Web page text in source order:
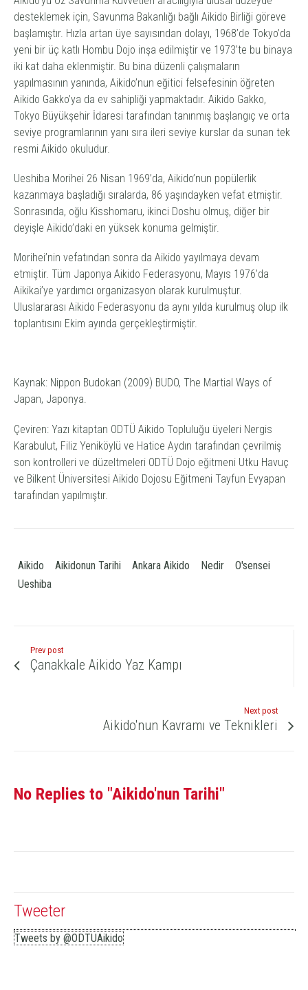
desteklemek için, Savunma Bakanlığı bağlı Aikido Birliği göreve
başlamıştır. Hızla artan üye sayısından dolayı, 1968’de Tokyo’da
yeni bir üç katlı Hombu Dojo inşa edilmiştir ve 1973’te bu binaya
iki kat daha eklenmiştir. Bu bina düzenli çalışmaların
yapılmasının yanında, Aikido’nun eğitici felsefesinin öğreten
Aikido Gakko’ya da ev sahipliği yapmaktadır. Aikido Gakko,
Tokyo Büyükşehir İdaresi tarafından tanınmış başlangıç ve orta
seviye programlarının yanı sıra ileri seviye kurslar da sunan tek
resmi Aikido okuludur.
Ueshiba Morihei 26 Nisan 1969’da, Aikido’nun popülerlik
kazanmaya başladığı sıralarda, 86 yaşındayken vefat etmiştir.
Sonrasında, oğlu Kisshomaru, ikinci Doshu olmuş, diğer bir
deyişle Aikido’daki en yüksek konuma gelmiştir.
Morihei’nin vefatından sonra da Aikido yayılmaya devam
etmiştir. Tüm Japonya Aikido Federasyonu, Mayıs 1976’da
Aikikai’ye yardımcı organizasyon olarak kurulmuştur.
Uluslararası Aikido Federasyonu da aynı yılda kurulmuş olup ilk
toplantısını Ekim ayında gerçekleştirmiştir.
Kaynak: Nippon Budokan (2009) BUDO, The Martial Ways of
Japan, Japonya.
Çeviren: Yazı kitaptan ODTÜ Aikido Topluluğu üyeleri Nergis
Karabulut, Filiz Yeniköylü ve Hatice Aydın tarafından çevrilmiş
son kontrolleri ve düzeltmeleri ODTÜ Dojo eğitmeni Utku Havuç
ve Bilkent Üniversitesi Aikido Dojosu Eğitmeni Tayfun Evyapan
tarafından yapılmıştır.
Aikido Aikidonun Tarihi Ankara Aikido Nedir
O'sensei
Ueshiba
Prev post
Çanakkale Aikido Yaz Kampı
Next post
Aikido'nun Kavramı ve Teknikleri
No Replies to "Aikido'nun Tarihi"
Tweeter
Tweets by @ODTUAikido